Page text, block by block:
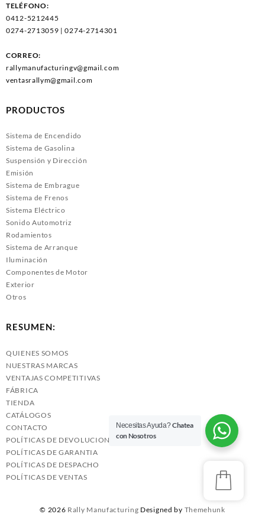
TELÉFONO:
0412-5212445
0274-2713059 | 0274-2714301
CORREO:
rallymanufacturingv@gmail.com
ventasrallym@gmail.com
PRODUCTOS
Sistema de Encendido
Sistema de Gasolina
Suspensión y Dirección
Emisión
Sistema de Embrague
Sistema de Frenos
Sistema Eléctrico
Sonido Automotriz
Rodamientos
Sistema de Arranque
Iluminación
Componentes de Motor
Exterior
Otros
RESUMEN:
QUIENES SOMOS
NUESTRAS MARCAS
VENTAJAS COMPETITIVAS
FÁBRICA
TIENDA
CATÁLOGOS
CONTACTO
POLÍTICAS DE DEVOLUCIONES
POLÍTICAS DE GARANTIA
POLÍTICAS DE DESPACHO
POLÍTICAS DE VENTAS
© 2026 Rally Manufacturing Designed by Themehunk
Necesitas Ayuda?Chatea
con Nosotros